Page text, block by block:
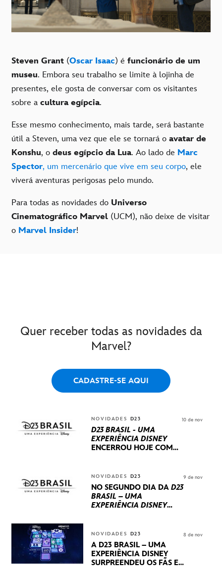
Steven Grant (Oscar Isaac) é funcionário de um
museu. Embora seu trabalho se limite à lojinha de
presentes, ele gosta de conversar com os visitantes
sobre a cultura egípcia.
Esse mesmo conhecimento, mais tarde, será bastante
útil a Steven, uma vez que ele se tornará o avatar de
Konshu, o deus egípcio da Lua. Ao lado de Marc
Spector, um mercenário que vive em seu corpo, ele
viverá aventuras perigosas pelo mundo.
Para todas as novidades do Universo
Cinematográfico Marvel (UCM), não deixe de visitar
o Marvel Insider!
Quer receber todas as novidades da
Marvel?
CADASTRE-SE AQUI
NOVIDADES D23
D23 BRASIL - UMA
EXPERIÊNCIA DISNEY
ENCERROU HOJE COM
INTERNACIONAIS E
PRODUÇÕES BRASILEIRAS
10 de nov
NOVIDADES D23
NO SEGUNDO DIA DA D23
BRASIL – UMA
EXPERIÊNCIA DISNEY
STUDIOS REVELARAM
PRÉVIAS E NOVIDADES
DOS SEUS PRÓXIMOS
LANÇAMENTOS
9 de nov
NOVIDADES D23
A D23 BRASIL – UMA
EXPERIÊNCIA DISNEY
SURPREENDEU OS FÃS EM
8 de nov